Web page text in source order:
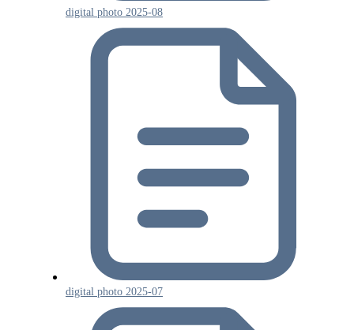
digital photo 2025-08
digital photo 2025-07